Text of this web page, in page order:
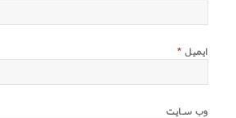
ایمیل *
وب‌ سایت